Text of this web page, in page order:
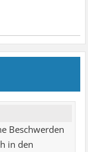
Beschwerden
in den